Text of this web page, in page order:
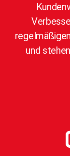
und